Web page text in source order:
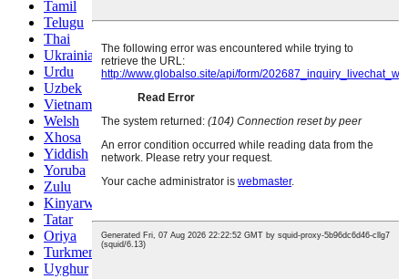
Tamil
Telugu
Thai
Ukrainian
Urdu
Uzbek
Vietnamese
Welsh
Xhosa
Yiddish
Yoruba
Zulu
Kinyarwanda
Tatar
Oriya
Turkmen
Uyghur